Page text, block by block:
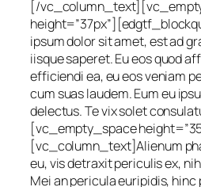
[/
ipsum dolor sit amet, est ad
iisque saperet. Eu eos quod
efficiendi ea, eu eos veniam
cum suas laudem. Eum eu
delectus. Te vix solet
[vc_empty_space
[vc_column_text]Alienum
eu, vis detraxit periculis ex,
Mei an pericula euripidis, hinc